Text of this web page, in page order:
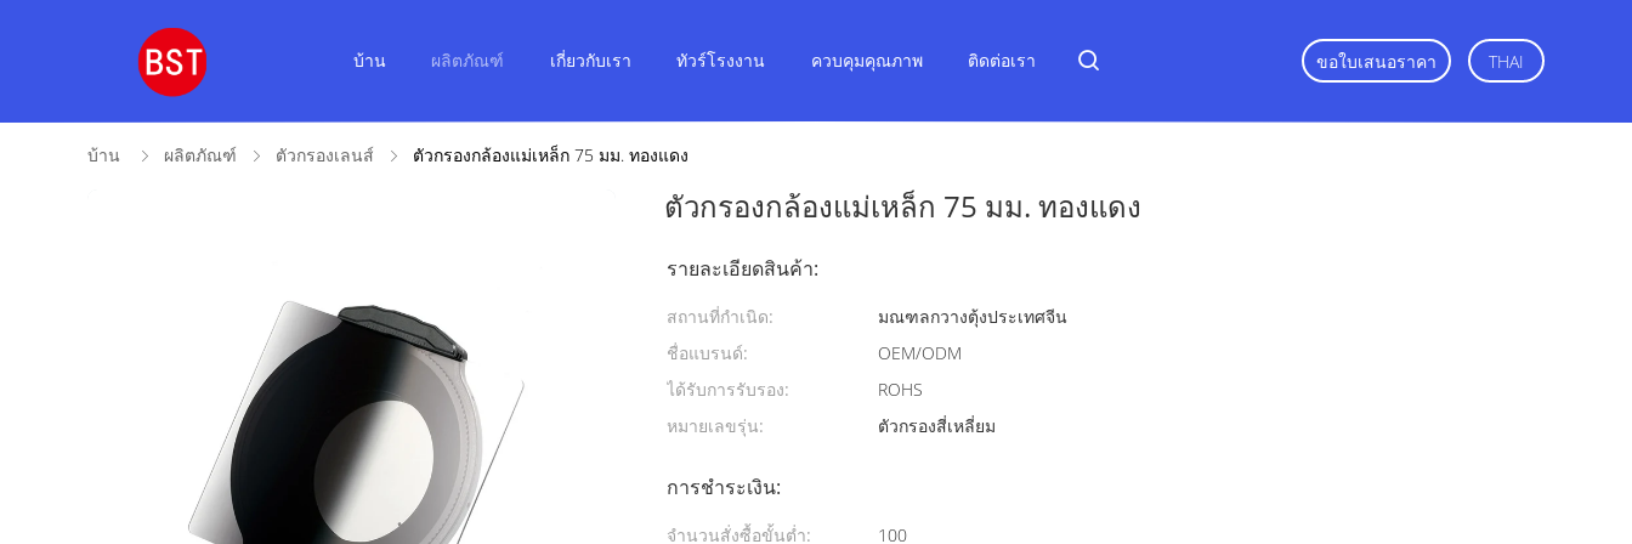
บ้าน ผลิตภัณฑ์ เกี่ยวกับเรา ทัวร์โรงงาน ควบคุมคุณภาพ ติดต่อเรา ขอใบเสนอราคา THAI
บ้าน ผลิตภัณฑ์ ตัวกรองเลนส์ ตัวกรองกล้องแม่เหล็ก 75 มม. ทองแดง
ตัวกรองกล้องแม่เหล็ก 75 มม. ทองแดง
รายละเอียดสินค้า:
สถานที่กำเนิด:
มณฑลกวางตุ้งประเทศจีน
ชื่อแบรนด์:
OEM/ODM
ได้รับการรับรอง:
ROHS
หมายเลขรุ่น:
ตัวกรองสี่เหลี่ยม
การชำระเงิน:
จำนวนสั่งซื้อขั้นต่ำ: 100